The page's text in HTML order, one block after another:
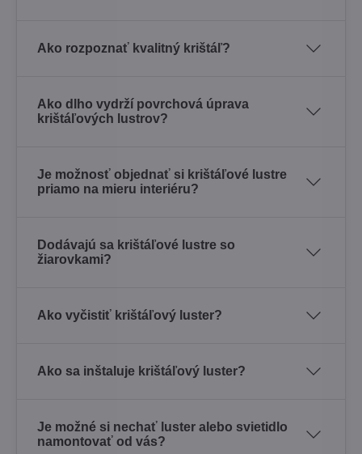
Ako rozpoznať kvalitný krištáľ?
Ako dlho vydrží povrchová úprava
krištáľových lustrov?
Je možnosť objednať si krištáľové lustre
priamo na mieru interiéru?
Dodávajú sa krištáľové lustre so
žiarovkami?
Ako vyčistiť krištáľový luster?
Ako sa inštaluje krištáľový luster?
Je možné si nechať luster alebo svietidlo
namontovať od vás?